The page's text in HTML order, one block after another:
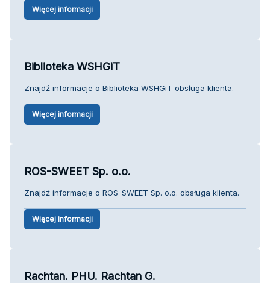
Więcej informacji
Biblioteka WSHGiT
Znajdź informacje o Biblioteka WSHGiT obsługa klienta.
Więcej informacji
ROS-SWEET Sp. o.o.
Znajdź informacje o ROS-SWEET Sp. o.o. obsługa klienta.
Więcej informacji
Rachtan. PHU. Rachtan G.